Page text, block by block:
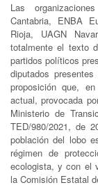
Las
Cantabria, ENBA
Rioja, UAGN
totalmente el texto
partidos políticos
diputados
proposición que,
actual, provocada
Ministerio de
TED/980/2021, de
población del lobo
régimen de
ecologista, y con el
la Comisión Estatal